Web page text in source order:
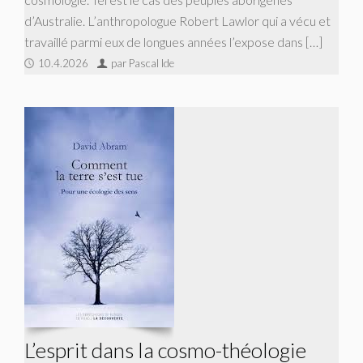
d’Australie. L’anthropologue Robert Lawlor qui a vécu et
travaillé parmi eux de longues années l’expose dans […]
10.4.2026 par Pascal Ide
L’esprit dans la cosmo-théologie